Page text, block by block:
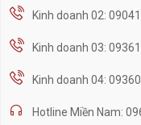
Kinh doanh 02:
Kinh doanh 03:
Kinh doanh 04:
Hotline Miền Nam: